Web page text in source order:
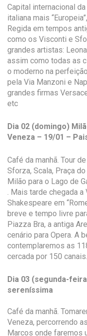
Capital internacional
italiana mais
Regida em tempos
como os Visconti e
grandes artistas:
assim como todas as
o moderno na
pela Via Manzoni e
grandes firmas
etc
Dia 02 (domingo)
Veneza – 19/01 –
Café da manhã. Tour
Sforza, Scala, Praça
Milão para o Lago de
. Mais tarde chegada
Shakespeare em
breve e tempo livre
Piazza Bra, a antiga
cenário para Opera. A
contemplaremos as
cercada por 150
Dia 03 (segunda-
sereníssima
Café da manhã.
Veneza, percorrendo
Marcos onde faremos